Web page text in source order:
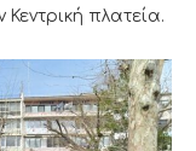
πλατεία.